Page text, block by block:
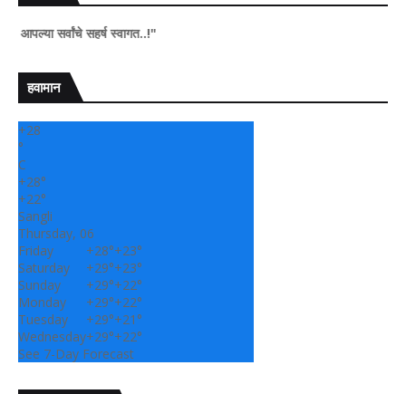
सहर्ष स्वागत..!"
हवामान
+28
°
C
+28°
+22°
Sangli
Thursday, 06
Friday
+28°+23°
Saturday
+29°+23°
Sunday
+29°+22°
Monday
+29°+22°
Tuesday
+29°+21°
Wednesday+29°+22°
See 7-Day Forecast